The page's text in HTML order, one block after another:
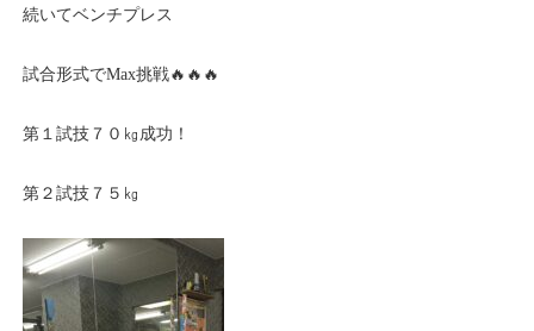
続いてベンチプレス
試合形式でMax挑戦🔥🔥🔥
第１試技７０㎏成功！
第２試技７５㎏